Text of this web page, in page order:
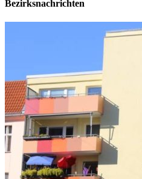
Bezirksnachrichten